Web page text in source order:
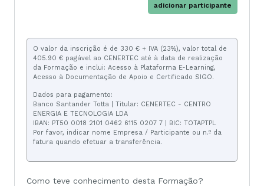
adicionar participante
O valor da inscrição é de 330 € + IVA (23%), valor total de
405.90 € pagável ao CENERTEC até à data de realização
da Formação e inclui: Acesso à Plataforma E-Learning,
Acesso à Documentação de Apoio e Certificado SIGO.
Dados para pagamento:
Banco Santander Totta | Titular: CENERTEC - CENTRO
ENERGIA E TECNOLOGIA LDA
IBAN: PT50 0018 2101 0462 6115 0207 7 | BIC: TOTAPTPL
Por favor, indicar nome Empresa / Participante ou n.º da
fatura quando efetuar a transferência.
Como teve conhecimento desta Formação?